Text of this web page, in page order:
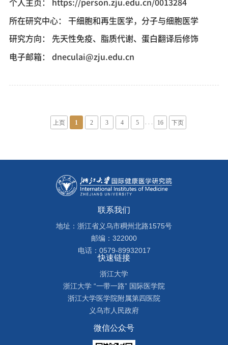
所在研究中心： 干细胞和再生医学，分子与细胞医学
研究方向：
先天性免疫、脂质代谢、蛋白翻译后修饰
电子邮箱： dneculai@zju.edu.cn
上页 1 2 3 4 5 . . . 16 下页
联系我们
地址：浙江省义乌市稠州北路1575号
邮编：322000
电话：0579-89932017
快速链接
浙江大学
浙江大学 “一带一路” 国际医学院
浙江大学医学院附属第四医院
义乌市人民政府
微信公众号